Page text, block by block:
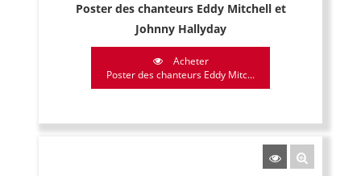
Poster des chanteurs Eddy Mitchell et
Johnny Hallyday
Acheter
Poster des chanteurs Eddy Mitc...